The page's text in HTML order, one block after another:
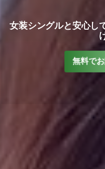
女装シングルと安心し
無料で